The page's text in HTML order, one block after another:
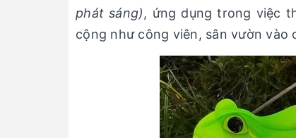
phát sáng), ứng dụng trong việc
cộng như công viên, sân vườn vào